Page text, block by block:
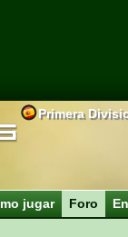
Primera
jugar
Foro